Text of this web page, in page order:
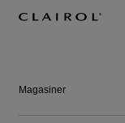
Magasiner